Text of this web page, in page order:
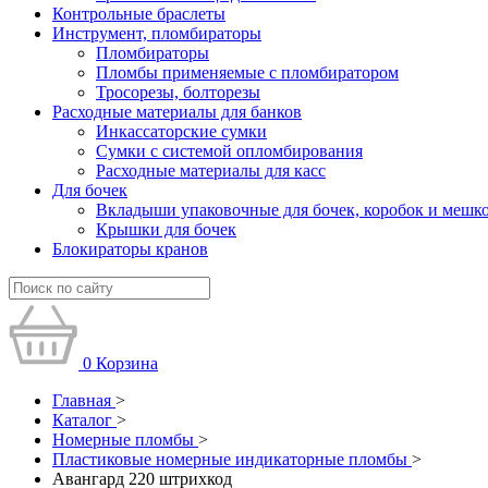
Контрольные браслеты
Инструмент, пломбираторы
Пломбираторы
Пломбы применяемые с пломбиратором
Тросорезы, болторезы
Расходные материалы для банков
Инкассаторские сумки
Сумки с системой опломбирования
Расходные материалы для касс
Для бочек
Вкладыши упаковочные для бочек, коробок и
Крышки для бочек
Блокираторы кранов
0 Корзина
Главная >
Каталог >
Номерные пломбы >
Пластиковые номерные индикаторные пломбы >
Авангард 220 штрихкод